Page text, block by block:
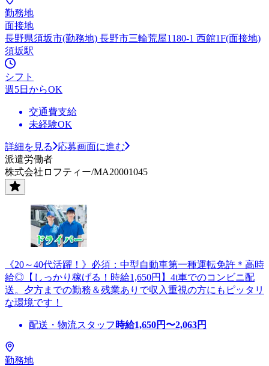
勤務地
面接地
長野県須坂市(勤務地) 長野市三輪荒屋1180-1 西館1F(面接地)
須坂駅
シフト
週5日からOK
交通費支給
未経験OK
詳細を見る
応募画面に進む
派遣労働者
株式会社ロフティー/MA20001045
《20～40代活躍！》必須：中型自動車第一種運転免許＊高時
給◎【しっかり稼げる！時給1,650円】4t車でのコンビニ配
送。夕方までの勤務＆残業ありで収入重視の方にもピッタリ
な環境です！
配送・物流スタッフ 時給1,650円〜2,063円
勤務地